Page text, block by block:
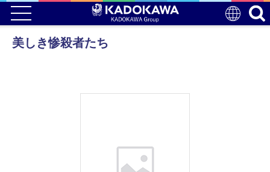
美しき惨殺者たち